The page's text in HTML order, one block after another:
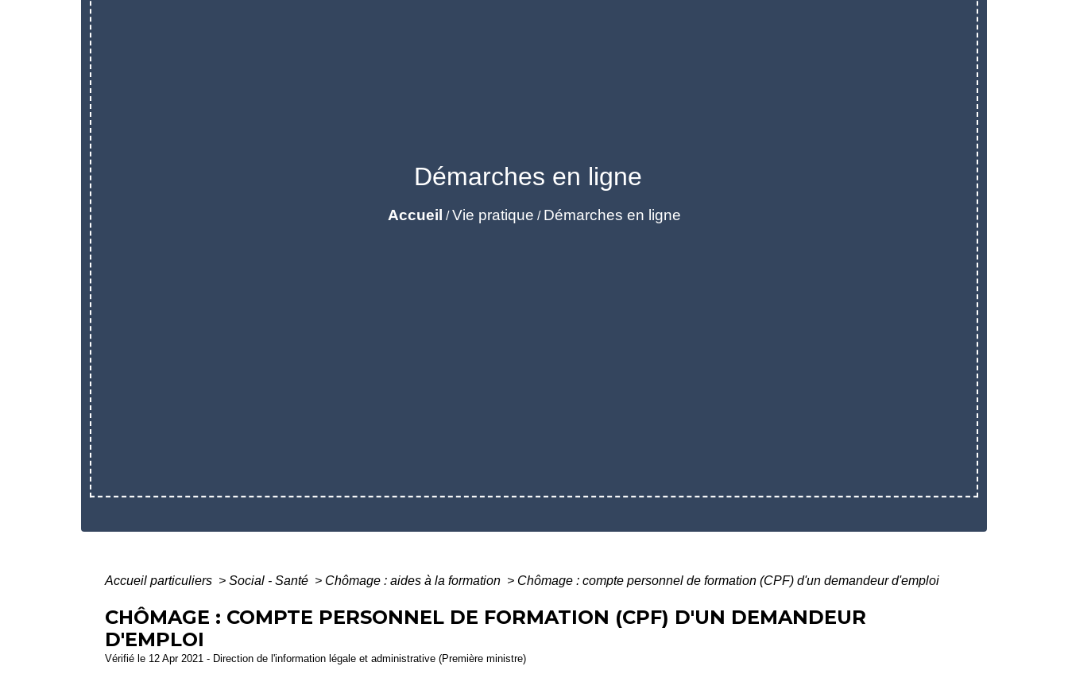
Démarches en ligne
Accueil /Vie pratique / Démarches en ligne
Accueil particuliers > Social - Santé > Chômage : aides à la formation > Chômage : compte personnel de formation (CPF) d'un demandeur d'emploi
CHÔMAGE : COMPTE PERSONNEL DE FORMATION (CPF) D'UN DEMANDEUR
D'EMPLOI
Vérifié le 12 Apr 2021 - Direction de l'information légale et administrative (Première ministre)